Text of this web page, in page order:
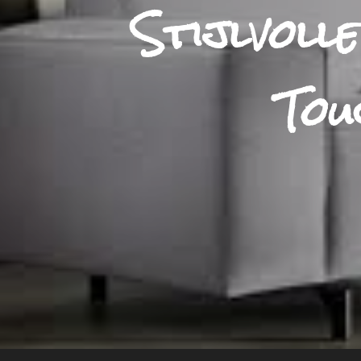
Stijlvolle